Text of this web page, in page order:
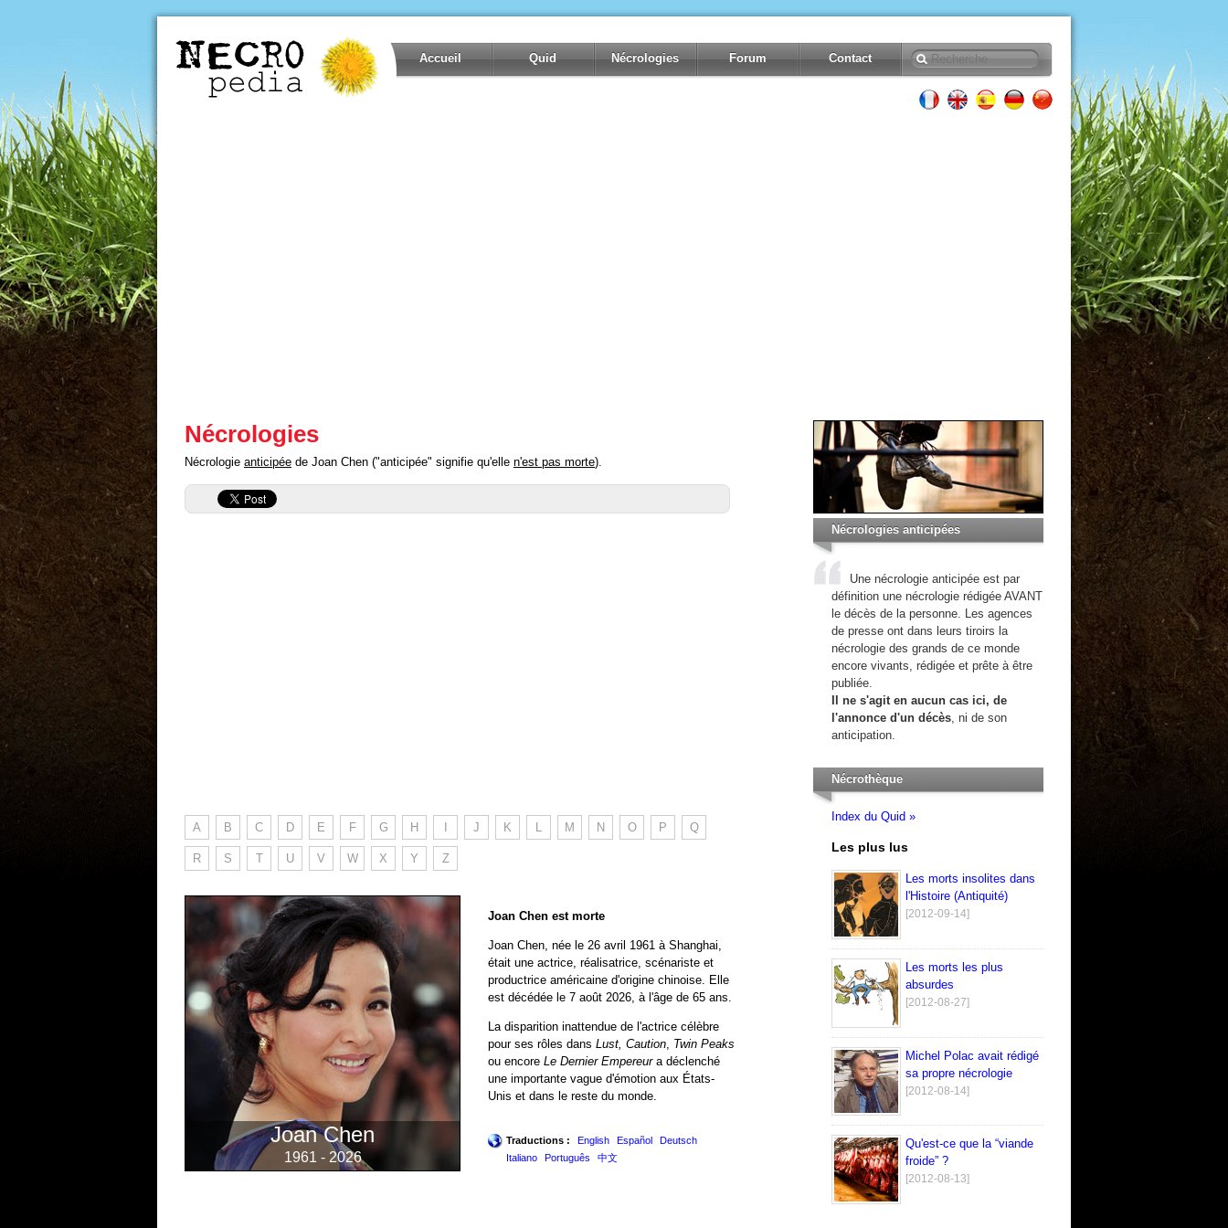
Accueil Quid Nécrologies Forum Contact
Nécrologies
Nécrologie anticipée de Joan Chen ("anticipée" signifie qu'elle n'est pas morte).
A B C D E F G H J K L M N O P Q
R S T U V W X Y Z
Joan Chen
1961 - 2026
Joan Chen est morte
Joan Chen, née le 26 avril 1961 à Shanghai,
était une actrice, réalisatrice, scénariste et
productrice américaine d'origine chinoise. Elle
est décédée le 7 août 2026, à l'âge de 65 ans.
La disparition inattendue de l'actrice célèbre
pour ses rôles dans Lust, Caution Twin Peaks
ou encore Le Dernier Empereura déclenché
une importante vague d'émotion aux États-
Unis et dans le reste du monde.
Traductions : English Español
Deutsch
Italiano
Português 中文
Nécrologies anticipées
Une nécrologie anticipée est par
définition une nécrologie rédigée AVANT
le décès de la personne. Les agences
de presse ont dans leurs tiroirs la
nécrologie des grands de ce monde
encore vivants, rédigée et prête à être
publiée.
Il ne s'agit en aucun cas ici, de
l'annonce d'un décès, ni de son
anticipation.
Nécrothèque
Index du Quid »
Les plus lus
Les morts insolites dans
l'Histoire (Antiquité)
[2012-09-14]
Les morts les plus
absurdes
[2012-08-27]
Michel Polac avait rédigé
sa propre nécrologie
[2012-08-14]
Qu'est-ce que la “viande
froide” ?
[2012-08-13]